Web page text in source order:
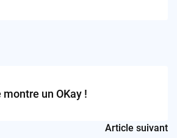
montre un OKay !
Article suivant